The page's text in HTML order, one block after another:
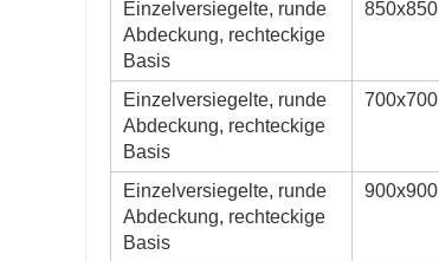
Einzelversiegelte, runde
Abdeckung, rechteckige
Basis
850x850
Einzelversiegelte, runde
Abdeckung, rechteckige
Basis
700x700
Einzelversiegelte, runde
Abdeckung, rechteckige
Basis
900x900